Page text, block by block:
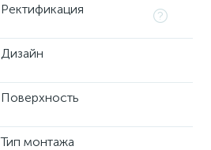
Ректификация
Дизайн
Поверхность
Тип монтажа